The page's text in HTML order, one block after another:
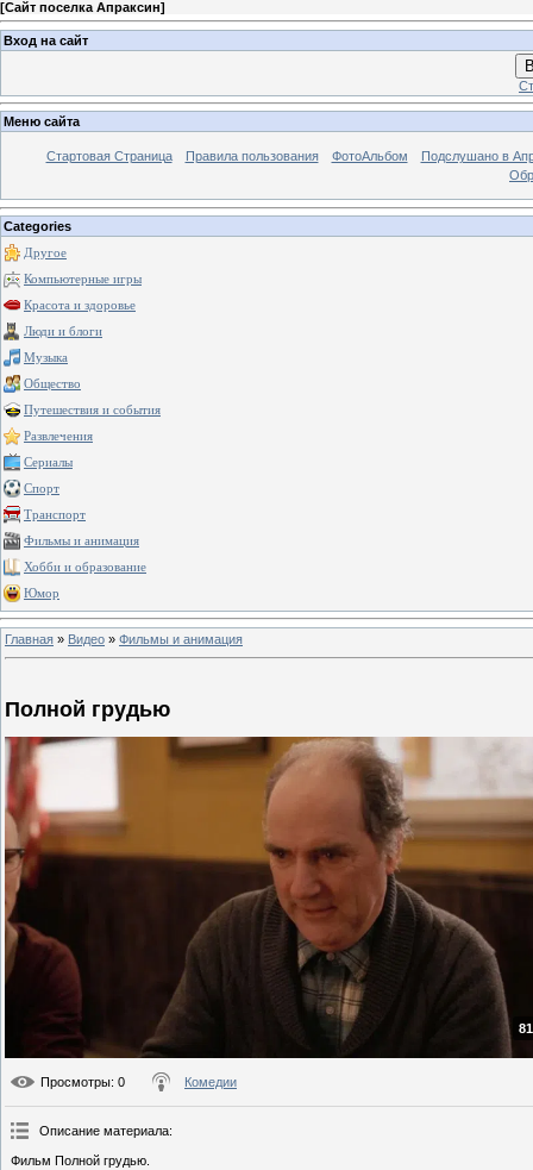
[Сайт поселка Апраксин]
Вход на сайт
Меню сайта
Стартовая Страница Правила пользования ФотоАльбом
Подслушано в
Categories
Другое
Компьютерные игры
Красота и здоровье
Люди и блоги
Музыка
Общество
Путешествия и события
Развлечения
Сериалы
Спорт
Транспорт
Фильмы и анимация
Хобби и образование
Юмор
Главная » Видео » Фильмы и анимация
Полной грудью
Просмотры: 0 Комедии
Описание материала:
Фильм Полной грудью.